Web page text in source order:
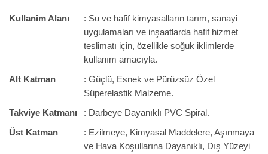
Kullanim Alanı
: Su ve hafif kimyasalların tarım, sanayi
uygulamaları ve inşaatlarda hafif hizmet
teslimatı için, özellikle soğuk iklimlerde
kullanım amacıyla.
Alt Katman
: Güçlü, Esnek ve Pürüzsüz Özel
Süperelastik Malzeme.
Takviye Katmanı : Darbeye Dayanıklı PVC Spiral.
Üst Katman
: Ezilmeye, Kimyasal Maddelere, Aşınmaya
ve Hava Koşullarına Dayanıklı, Dış Yüzeyi